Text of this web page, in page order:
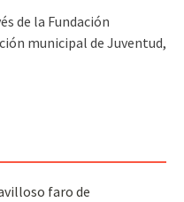
de la Fundación
municipal de Juventud,
faro de